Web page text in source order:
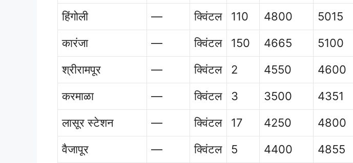
हिंगोली
— क्विंटल 110 4800 5015
कारंजा
— क्विंटल 150 4665 5100
श्रीरामपूर
— क्विंटल 2 4550 4600
करमाळा
— क्विंटल 3 3500 4351
लासूर स्टेशन
— क्विंटल 17 4250 4800
वैजापूर
— क्विंटल 5 4400 4855